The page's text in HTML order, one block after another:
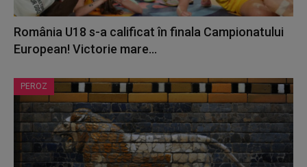
România U18 s-a calificat în finala Campionatului
European! Victorie mare...
PEROZ